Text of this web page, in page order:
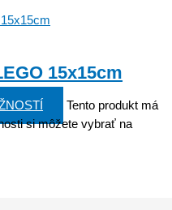
15x15cm
Tento produkt má
si môžete vybrať na